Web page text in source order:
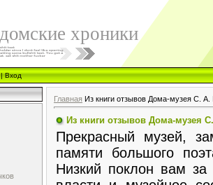
хроники
Вход
Главная Из книги отзывов Дома-музея С. А.
Из книги отзывов Дома-музея
Прекрасный музей,
памяти большого
Низкий поклон вам